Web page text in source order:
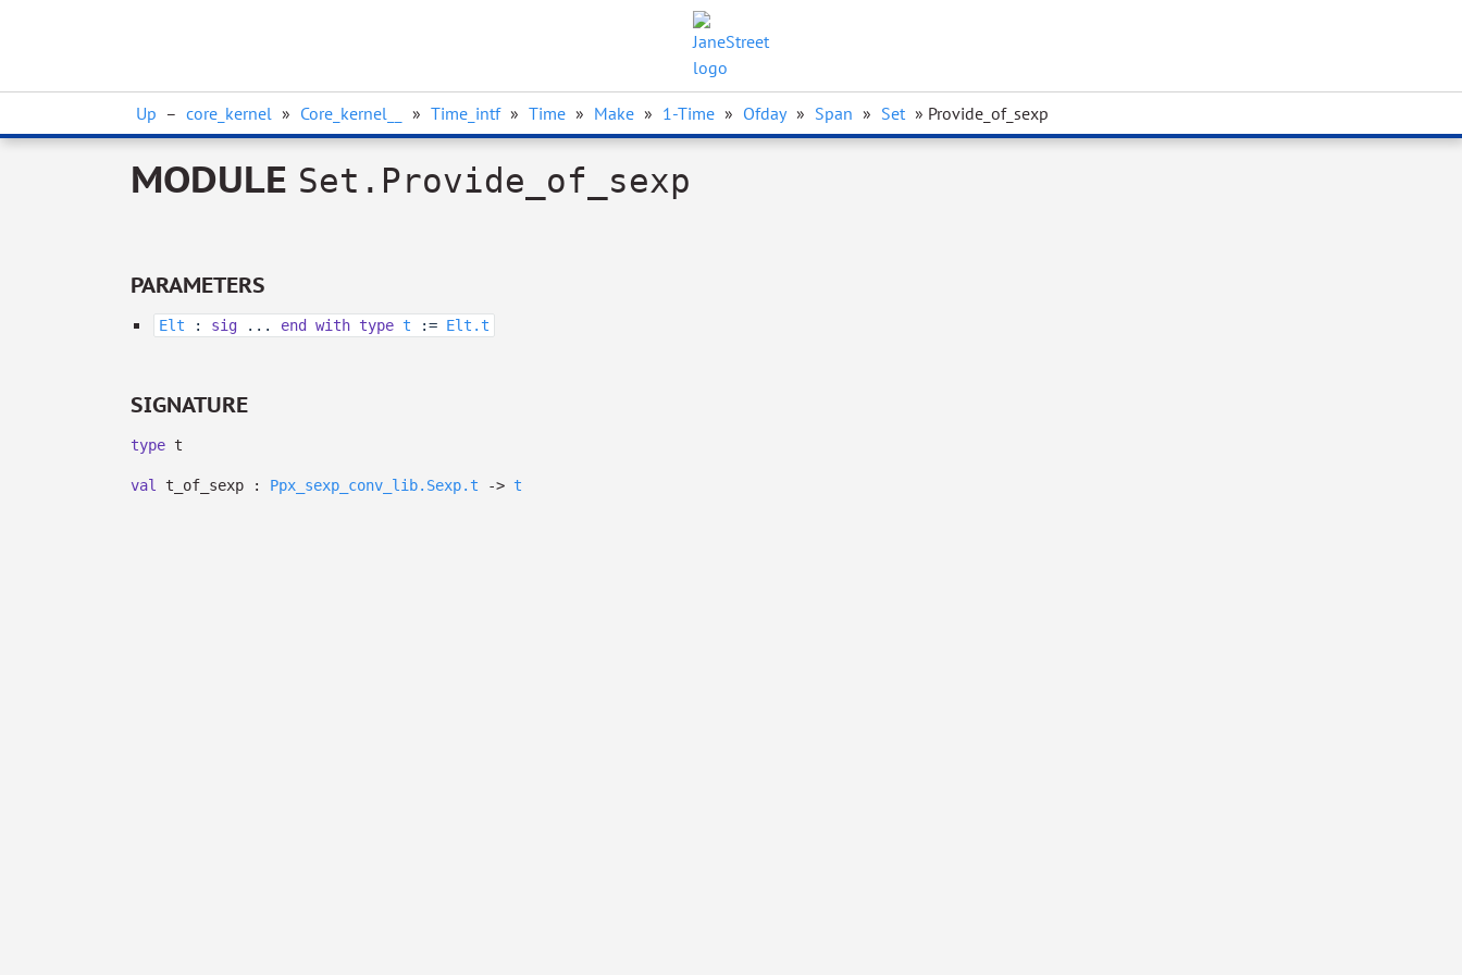
Up – core_kernel » Core_kernel__ » Time_intf » Time » Make » 1-Time » Ofday » Span » Set » Provide_of_sexp
MODULE Set.Provide_of_sexp
PARAMETERS
Elt : sig ... end with type t := Elt.t
SIGNATURE
type t
val t_of_sexp : Ppx_sexp_conv_lib.Sexp.t -> t